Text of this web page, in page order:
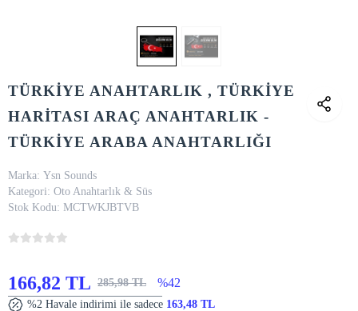
TÜRKİYE ANAHTARLIK , TÜRKİYE
HARİTASI ARAÇ ANAHTARLIK -
TÜRKİYE ARABA ANAHTARLIĞI
Marka: Ysn Sounds
Kategori: Oto Anahtarlık & Süs
Stok Kodu: MCTWKJBTVB
166,82 TL 285,98 TL %42
%2 Havale indirimi ile sadece 163,48 TL